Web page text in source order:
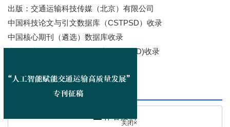
出版：交通运输科技传媒（北京）有限公司
中国科技论文与引文数据库（CSTPSD）收录
中国核心期刊（遴选）数据库收录
中国学术期刊综合评价数据库(CAJCED)收录
在线办公